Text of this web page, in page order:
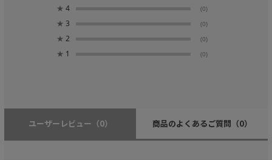
★ 4 (0)
★ 3 (0)
★ 2 (0)
★ 1 (0)
ユーザーレビュー （0） 商品のよくあるご質問 （0）